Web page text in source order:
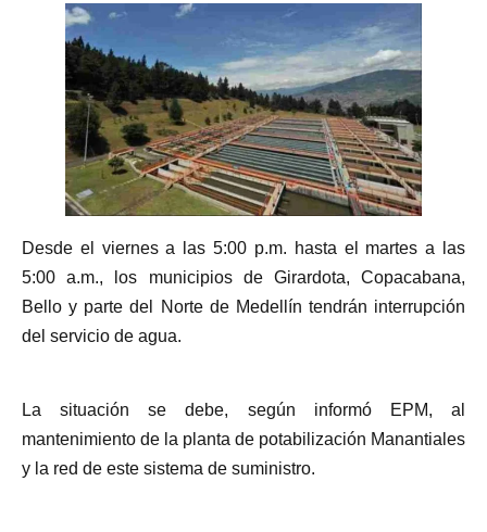
Desde el viernes a las 5:00 p.m. hasta el martes a las
5:00 a.m., los municipios de Girardota, Copacabana,
Bello y parte del Norte de Medellín tendrán interrupción
del servicio de agua.
La situación se debe, según informó EPM, al
mantenimiento de la planta de potabilización Manantiales
y la red de este sistema de suministro.